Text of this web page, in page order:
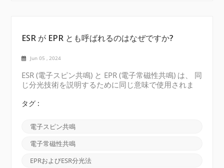
ESR が EPR とも呼ばれるのはなぜですか?
Jun 05 , 2024
ESR (電子スピン共鳴) と EPR (電子常磁性共鳴) は、 同
じ分光技術を説明するために同じ意味で使用されま
発展とそれを取り巻くいくつかの興味深い物語に遡る
ピン共鳴) と呼ばれていました。 20 世紀半ばに、磁
場における電子の挙動を研究する物理学者によって発
見されました。彼らは、特定の材料が強い磁場にさら
ルギーを吸収することを観察しました。この吸収は、
タグ :
電子スピン共鳴
電子常磁性共鳴
EPRおよびESR分光法